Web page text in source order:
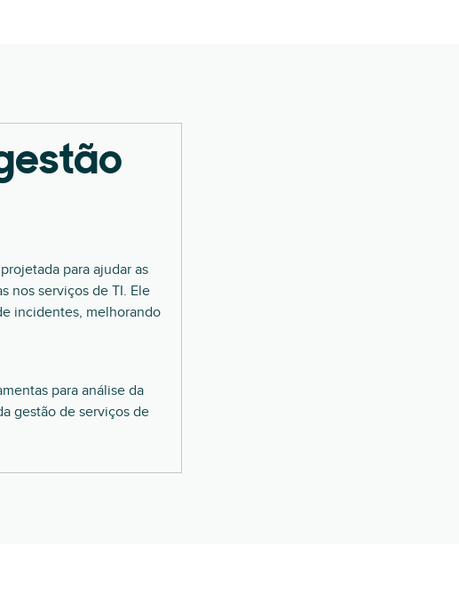
para ajudar as
nos serviços de TI. Ele
incidentes, melhorando
para análise da
gestão de serviços de